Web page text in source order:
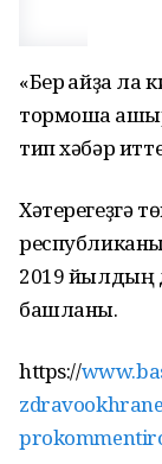
«Бер ҡайҙа
тормошҡа
тип хәбәр
Хәтерегеҙгә
2019 йылдың
башланы.
https://